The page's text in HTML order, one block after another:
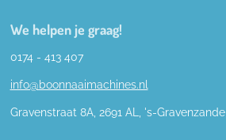
We helpen je graag!
0174 - 413 407
info@boonnaaimachines.nl
Gravenstraat 8A, 2691 AL, 's-Gravenzande